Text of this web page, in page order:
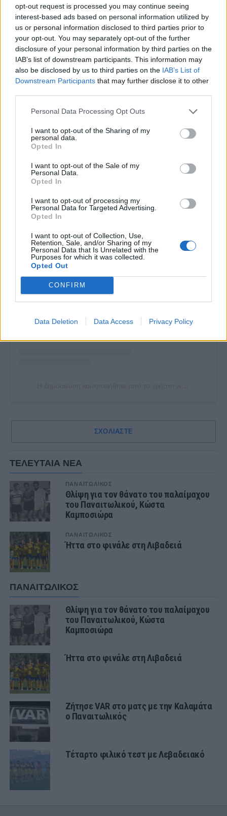
opt-out request is processed you may continue seeing
interest-based ads based on personal information utilized by
us or personal information disclosed to third parties prior to
your opt-out. You may separately opt-out of the further
disclosure of your personal information by third parties on the
IAB’s list of downstream participants. This information may
also be disclosed by us to third parties on the IAB’s List of
Downstream Participants that may further disclose it to other
Personal Data Processing Opt Outs
I want to opt-out of the Sharing of my
personal data.
Opted In
I want to opt-out of the Sale of my
Personal Data.
Opted In
I want to opt-out of processing my
Personal Data for Targeted Advertising.
Opted In
I want to opt-out of Collection, Use,
Retention, Sale, and/or Sharing of my
Personal Data that Is Unrelated with the
Purposes for which it was collected.
Opted Out
CONFIRM
Data Deletion Data Access Privacy Policy
Η νίκη ήρθε, και τα χαμόγελα πλατιά σε όλους
μας. Σίγουρα και ο Γιώργος από εκεί ψηλά θα
χαμογέλασε κι αυτός. Ο Τραϊανός Δέλλας του
αφιέρωσε τη νίκη από μεριάς Παναιτωλικού.
Του συλλόγου που λάτρευε. Ελαφρύ το χώμα.
Το «αντίο» της Θύρας 6, όπως αναρτήθηκε στα
κοινωνικά δίκτυα:
Δείτε αυτή τη δημοσίευση στο Instagram.
ΣΧΟΛΙΑΣΤΕ
ΤΕΛΕΥΤΑΙΑ ΝΕΑ
ΠΑΝΑΙΤΩΛΙΚΟΣ
Θλίψη για τον θάνατο του παλαίμαχου
του Παναιτωλικού, Κώστα
Καμποσιώρα
ΠΑΝΑΙΤΩΛΙΚΟΣ
Ήττα στο φινάλε στη Λιβαδειά
ΠΑΝΑΙΤΩΛΙΚΟΣ
Θλίψη για τον θάνατο του παλαίμαχου
του Παναιτωλικού, Κώστα
Καμποσιώρα
Ήττα στο φινάλε στη Λιβαδειά
Ζήτησε VAR στο ματς με την Καλαμάτα
ο Παναιτωλικός
Τέταρτο φιλικό τεστ με Λεβαδειακό